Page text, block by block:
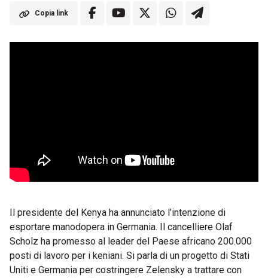
Copia link
Il presidente del Kenya ha annunciato l’intenzione di
esportare manodopera in Germania. Il cancelliere Olaf
Scholz ha promesso al leader del Paese africano 200.000
posti di lavoro per i keniani. Si parla di un progetto di Stati
Uniti e Germania per costringere Zelensky a trattare con